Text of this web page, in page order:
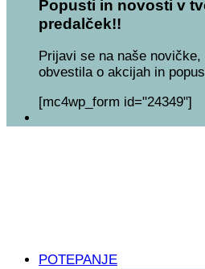
Popusti in novosti v
predalček!!
Prijavi se na naše
obvestila o akcijah in
[mc4wp_form id="24349"]
POTEPANJE